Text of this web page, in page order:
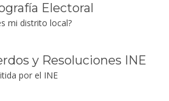
Electoral
mi distrito local?
y Resoluciones INE
por el INE